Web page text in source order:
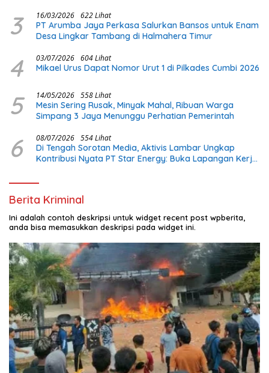
3 16/03/2026 622 Lihat
PT Arumba Jaya Perkasa Salurkan Bansos untuk Enam
Desa Lingkar Tambang di Halmahera Timur
4 03/07/2026 604 Lihat
Mikael Urus Dapat Nomor Urut 1 di Pilkades Cumbi 2026
5 14/05/2026 558 Lihat
Mesin Sering Rusak, Minyak Mahal, Ribuan Warga
Simpang 3 Jaya Menunggu Perhatian Pemerintah
6 08/07/2026 554 Lihat
Di Tengah Sorotan Media, Aktivis Lambar Ungkap
Kontribusi Nyata PT Star Energy: Buka Lapangan Kerja
Berita Kriminal
Ini adalah contoh deskripsi untuk widget recent post wpberita,
anda bisa memasukkan deskripsi pada widget ini.